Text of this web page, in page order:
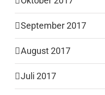
September 2017
August 2017
Juli 2017